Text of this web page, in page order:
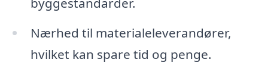
Nærhed til materialeleverandører,
hvilket kan spare tid og penge.